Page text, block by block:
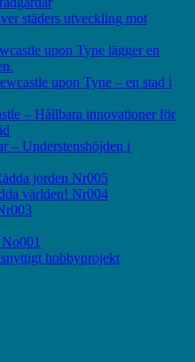
städers utveckling mot
upon Tyne lägger en
upon Tyne – en stad i
– Hållbara innovationer för
– Understenshöjden i
jorden Nr005
världen! Nr004
hobbyprojekt